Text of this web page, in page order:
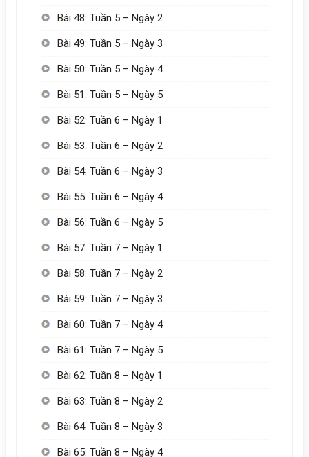
Bài 48: Tuần 5 – Ngày 2
Bài 49: Tuần 5 – Ngày 3
Bài 50: Tuần 5 – Ngày 4
Bài 51: Tuần 5 – Ngày 5
Bài 52: Tuần 6 – Ngày 1
Bài 53: Tuần 6 – Ngày 2
Bài 54: Tuần 6 – Ngày 3
Bài 55: Tuần 6 – Ngày 4
Bài 56: Tuần 6 – Ngày 5
Bài 57: Tuần 7 – Ngày 1
Bài 58: Tuần 7 – Ngày 2
Bài 59: Tuần 7 – Ngày 3
Bài 60: Tuần 7 – Ngày 4
Bài 61: Tuần 7 – Ngày 5
Bài 62: Tuần 8 – Ngày 1
Bài 63: Tuần 8 – Ngày 2
Bài 64: Tuần 8 – Ngày 3
Bài 65: Tuần 8 – Ngày 4